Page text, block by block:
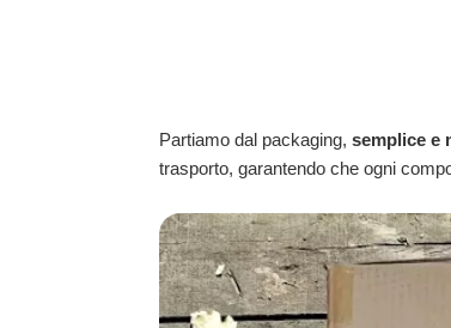
Partiamo dal packaging, semplice e
trasporto, garantendo che ogni